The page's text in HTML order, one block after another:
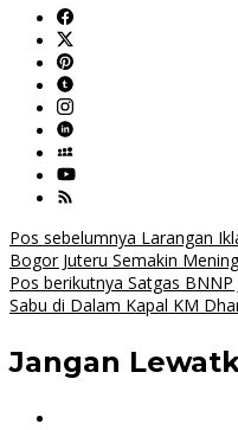
Navigasi
pos
Pos sebelumnya Larangan
Bogor Juteru Semakin
Pos berikutnya Satgas
Sabu di Dalam Kapal KM
Jangan